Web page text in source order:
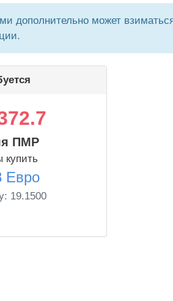
дополнительно может
ПМР
купить
Евро
19.1500